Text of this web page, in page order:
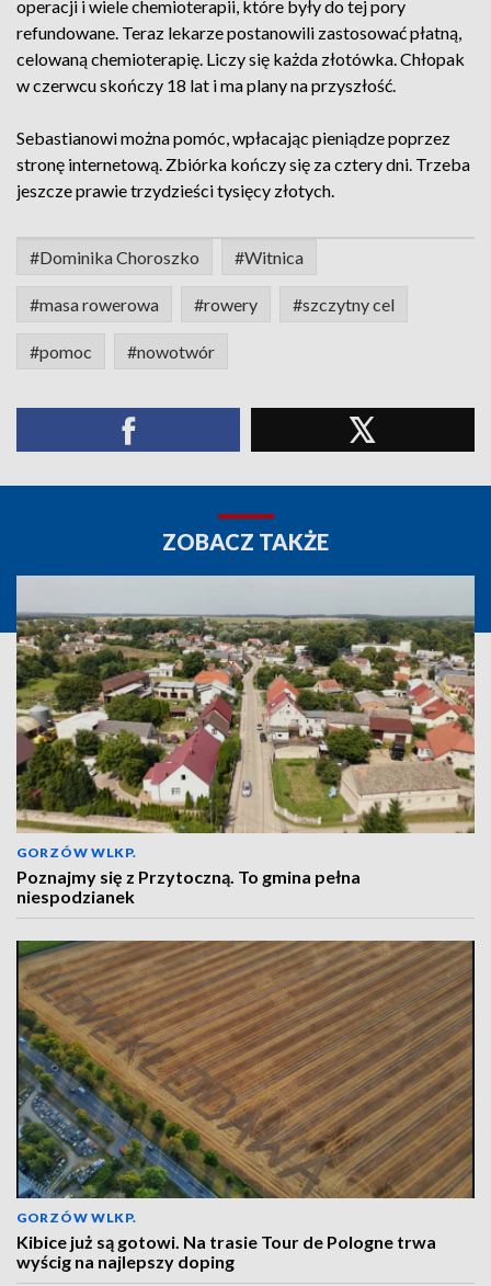
operacji i wiele chemioterapii, które były do tej pory
refundowane. Teraz lekarze postanowili zastosować płatną,
celowaną chemioterapię. Liczy się każda złotówka. Chłopak
w czerwcu skończy 18 lat i ma plany na przyszłość.
Sebastianowi można pomóc, wpłacając pieniądze poprzez
stronę internetową. Zbiórka kończy się za cztery dni. Trzeba
jeszcze prawie trzydzieści tysięcy złotych.
#Dominika Choroszko #Witnica
#masa rowerowa #rowery #szczytny cel
#pomoc #nowotwór
ZOBACZ TAKŻE
GORZÓW WLKP.
Poznajmy się z Przytoczną. To gmina pełna
niespodzianek
GORZÓW WLKP.
Kibice już są gotowi. Na trasie Tour de Pologne trwa
wyścig na najlepszy doping